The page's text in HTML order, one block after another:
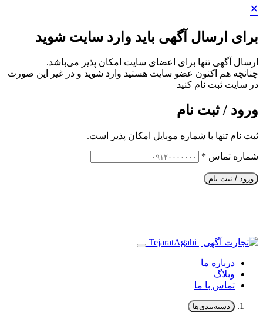
×
برای ارسال آگهی باید وارد سایت شوید
ارسال آگهی تنها برای اعضای سایت امکان پذیر می‌باشد.
چنانچه هم‌ اکنون عضو سایت هستید وارد شوید و در غیر این صورت
در سایت ثبت نام کنید
ورود / ثبت نام
ثبت نام تنها با شماره موبایل امکان پذیر است.
شماره تماس *
ورود / ثبت نام
درباره ما
وبلاگ
تماس با ما
دسته‌بندی‌ها